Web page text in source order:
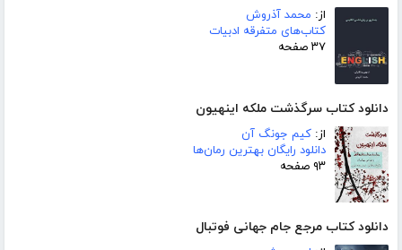
از: محمد آذروش
کتاب‌های متفرقه ادبیات
۳۷ صفحه
دانلود کتاب سرگذشت ملکه اینهیون
از: کیم جونگ آن
دانلود رایگان بهترین رمان‌ها
۹۳ صفحه
دانلود کتاب مرجع جام جهانی فوتبال